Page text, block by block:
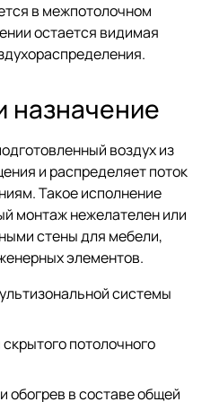
в межпотолочном
остается видимая
назначение
воздух из
и распределяет поток
Такое исполнение
монтаж нежелателен или
стены для мебели,
элементов.
системы
потолочного
обогрев в составе общей